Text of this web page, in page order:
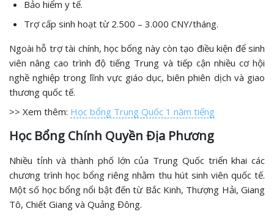
Bảo hiểm y tế.
Trợ cấp sinh hoạt từ 2.500 – 3.000 CNY/tháng.
Ngoài hỗ trợ tài chính, học bổng này còn tạo điều kiện để sinh
viên nâng cao trình độ tiếng Trung và tiếp cận nhiều cơ hội
nghề nghiệp trong lĩnh vực giáo dục, biên phiên dịch và giao
thương quốc tế.
>> Xem thêm: Học bổng Trung Quốc 1 năm tiếng
Học Bổng Chính Quyền Địa Phương
Nhiều tỉnh và thành phố lớn của Trung Quốc triển khai các
chương trình học bổng riêng nhằm thu hút sinh viên quốc tế.
Một số học bổng nổi bật đến từ Bắc Kinh, Thượng Hải, Giang
Tô, Chiết Giang và Quảng Đông.